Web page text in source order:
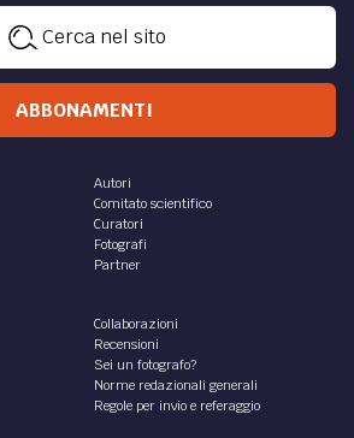
Cerca nel sito
ABBONAMENTI
Autori
Comitato scientifico
Curatori
Fotografi
Partner
Collaborazioni
Recensioni
Sei un fotografo?
Norme redazionali generali
Regole per invio e referaggio